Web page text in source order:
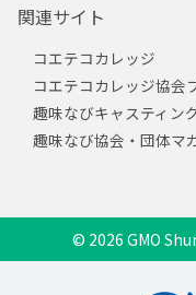
関連サイト
コエテコカレッジ
コエテコカレッジ協会
趣味なびキャスティン
趣味なび協会・団体マ
© 2026 GMO